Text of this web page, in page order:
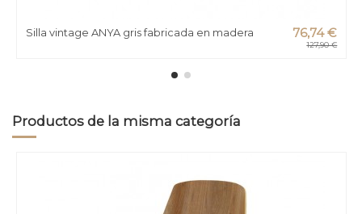
Silla vintage ANYA gris fabricada en madera 76,74 €
127,90 €
Productos de la misma categoría